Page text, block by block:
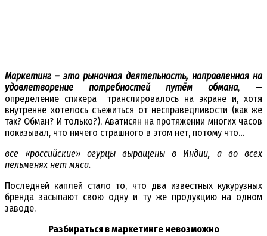
Маркетинг – это рыночная деятельность, направленная на
удовлетворение потребностей путём обмана, —
определение спикера транслировалось на экране и, хотя
внутренне хотелось съежиться от несправедливости (как же
так? Обман? И только?), Аватисян на протяжении многих часов
показывал, что ничего страшного в этом нет, потому что…
все «российские» огурцы выращены в Индии, а во всех
пельменях нет мяса.
Последней каплей стало то, что два известных кукурузных
бренда засыпают свою одну и ту же продукцию на одном
заводе.
Разбираться в маркетинге невозможно